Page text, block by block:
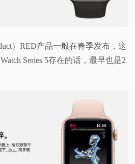
）RED产品一般在春季发布，这
Series 5存在的话，最早也是2